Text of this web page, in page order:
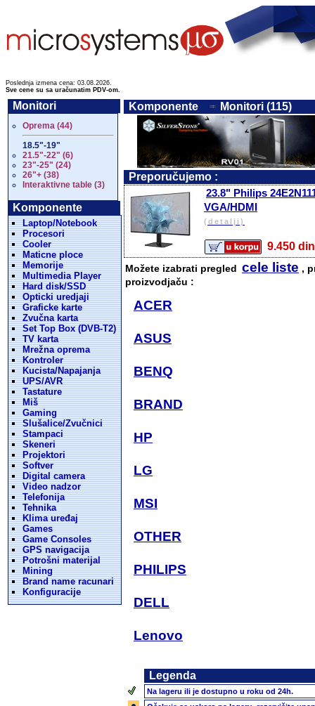
Poslednja izmena cena: 03.08.2026.
Sve cene su sa uračunatim PDV-om.
Monitori
Oprema (44)
18.5"-19"
21.5"-22" (6)
23"-25" (24)
26"+ (38)
Interaktivne table (3)
Komponente
Laptop/Notebook
Procesori
Cooler
Maticne ploce
Memorije
Multimedia Player
Hard disk/SSD
Opticki uredjaji
Graficke karte
Zvučna karta
Set Top Box (DVB-T2)
TV karta
Mrežna oprema
Kontroler
Kucista/Napajanja
UPS/AVR
Tastature
Miš
Gaming
Slušalice/Zvučnici
Stampaci
Skeneri
Projektori
Softver
Digital camera
Video nadzor
Telefonija
Tehnika
Klima uređaj
Games
Game Consoles
GPS navigacija
Potrošni materijal
Mining
Brand name racunari
Konfiguracije
Komponente Monitori (115)
Preporučujemo :
23.8" Philips
VGA/HDMI
(detalji)
9.450
Možete izabrati pregled cele liste ,
proizvodjaču :
ACER
ASUS
BENQ
BRAND
HP
LG
MSI
OTHER
PHILIPS
DELL
Lenovo
Legenda
Na lageru ili je dostupno u roku od 24h.